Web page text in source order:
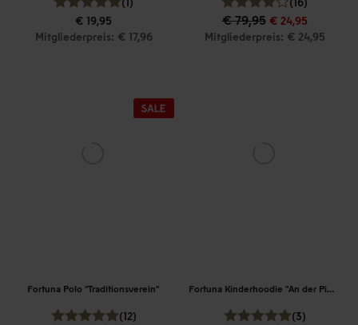
€ 19,95
Mitgliederpreis: € 17,96
€ 79,95 € 24,95
Mitgliederpreis: € 24,95
Fortuna Polo "Traditionsverein"
(12)
Fortuna Kinderhoodie "An der Piwipp"
(3)